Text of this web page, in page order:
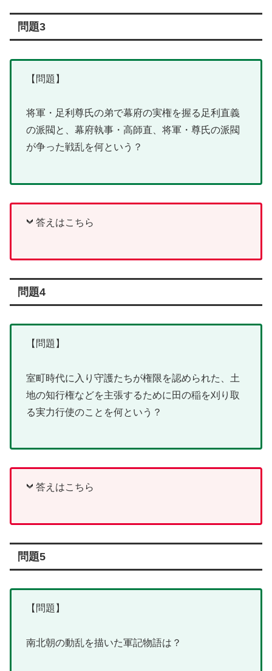
問題3
【問題】
将軍・足利尊氏の弟で幕府の実権を握る足利直義
の派閥と、幕府執事・高師直、将軍・尊氏の派閥
が争った戦乱を何という？
答えはこちら
問題4
【問題】
室町時代に入り守護たちが権限を認められた、土
地の知行権などを主張するために田の稲を刈り取
る実力行使のことを何という？
答えはこちら
問題5
【問題】
南北朝の動乱を描いた軍記物語は？